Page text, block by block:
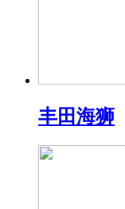
丰田海狮